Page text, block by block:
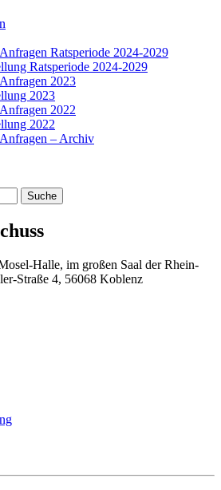
Ratsperiode 2024-2029
Ratsperiode 2024-2029
2023
2023
2022
2022
– Archiv
Halle, im großen Saal der Rhein-
Straße 4, 56068 Koblenz